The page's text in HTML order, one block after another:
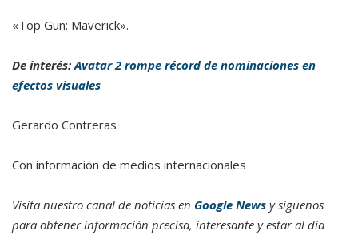
«Top Gun: Maverick».
De interés:Avatar 2 rompe récord de nominaciones en
efectos visuales
Gerardo Contreras
Con información de medios internacionales
Visita nuestro canal de noticias en Google News y síguenos
para obtener información precisa, interesante y estar al día